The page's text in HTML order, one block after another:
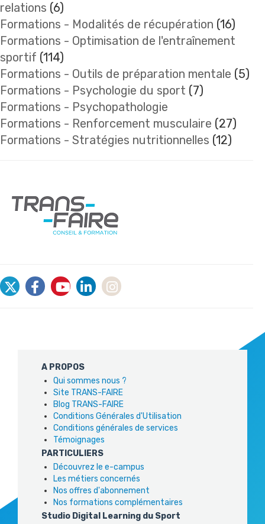
relations (6)
Formations - Modalités de récupération (16)
Formations - Optimisation de l'entraînement
sportif (114)
Formations - Outils de préparation mentale (5)
Formations - Psychologie du sport (7)
Formations - Psychopathologie
Formations - Renforcement musculaire (27)
Formations - Stratégies nutritionnelles (12)
A PROPOS
Qui sommes nous ?
Site TRANS-FAIRE
Blog TRANS-FAIRE
Conditions Générales d'Utilisation
Conditions générales de services
Témoignages
PARTICULIERS
Découvrez le e-campus
Les métiers concernés
Nos offres d'abonnement
Nos formations complémentaires
Studio Digital Learning du Sport